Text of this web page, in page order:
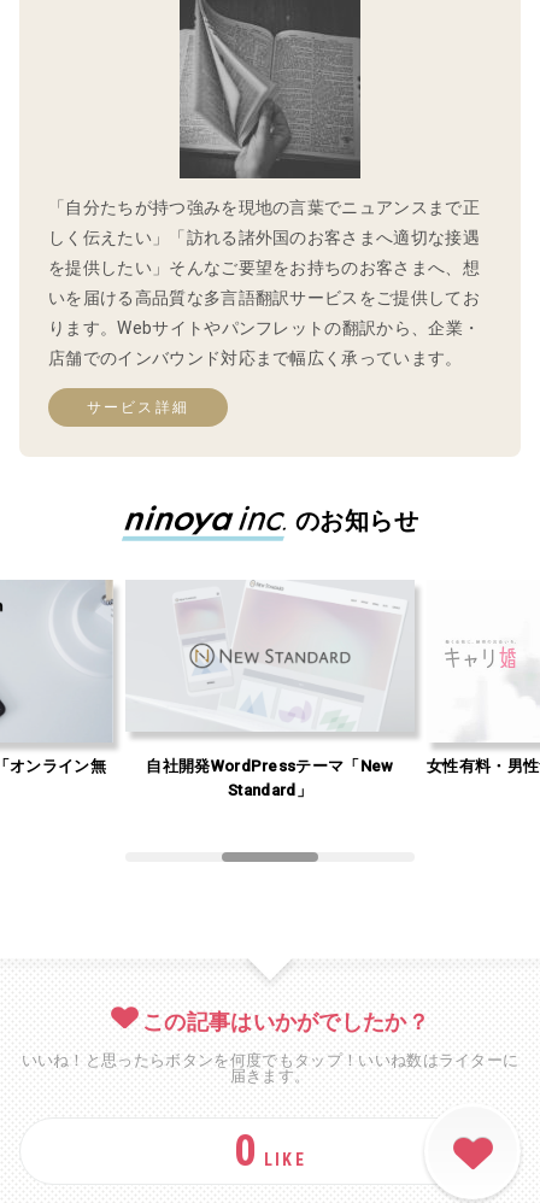
「自分たちが持つ強みを現地の言葉でニュアンスまで正
しく伝えたい」「訪れる諸外国のお客さまへ適切な接遇
を提供したい」そんなご要望をお持ちのお客さまへ、想
いを届ける高品質な多言語翻訳サービスをご提供してお
ります。Webサイトやパンフレットの翻訳から、企業・
店舗でのインバウンド対応まで幅広く承っています。
サービス詳細
のお知らせ
オンライン無
自社開発WordPressテーマ「New
Standard」
女性有料・男
この記事はいかがでしたか？
いいね！と思ったらボタンを何度でもタップ！いいね数はライターに
届きます。
0 LIKE